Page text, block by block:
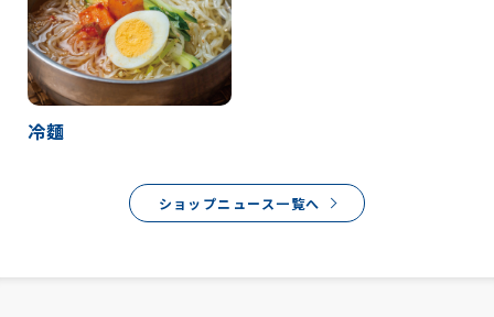
冷麵
ショップニュース一覧へ